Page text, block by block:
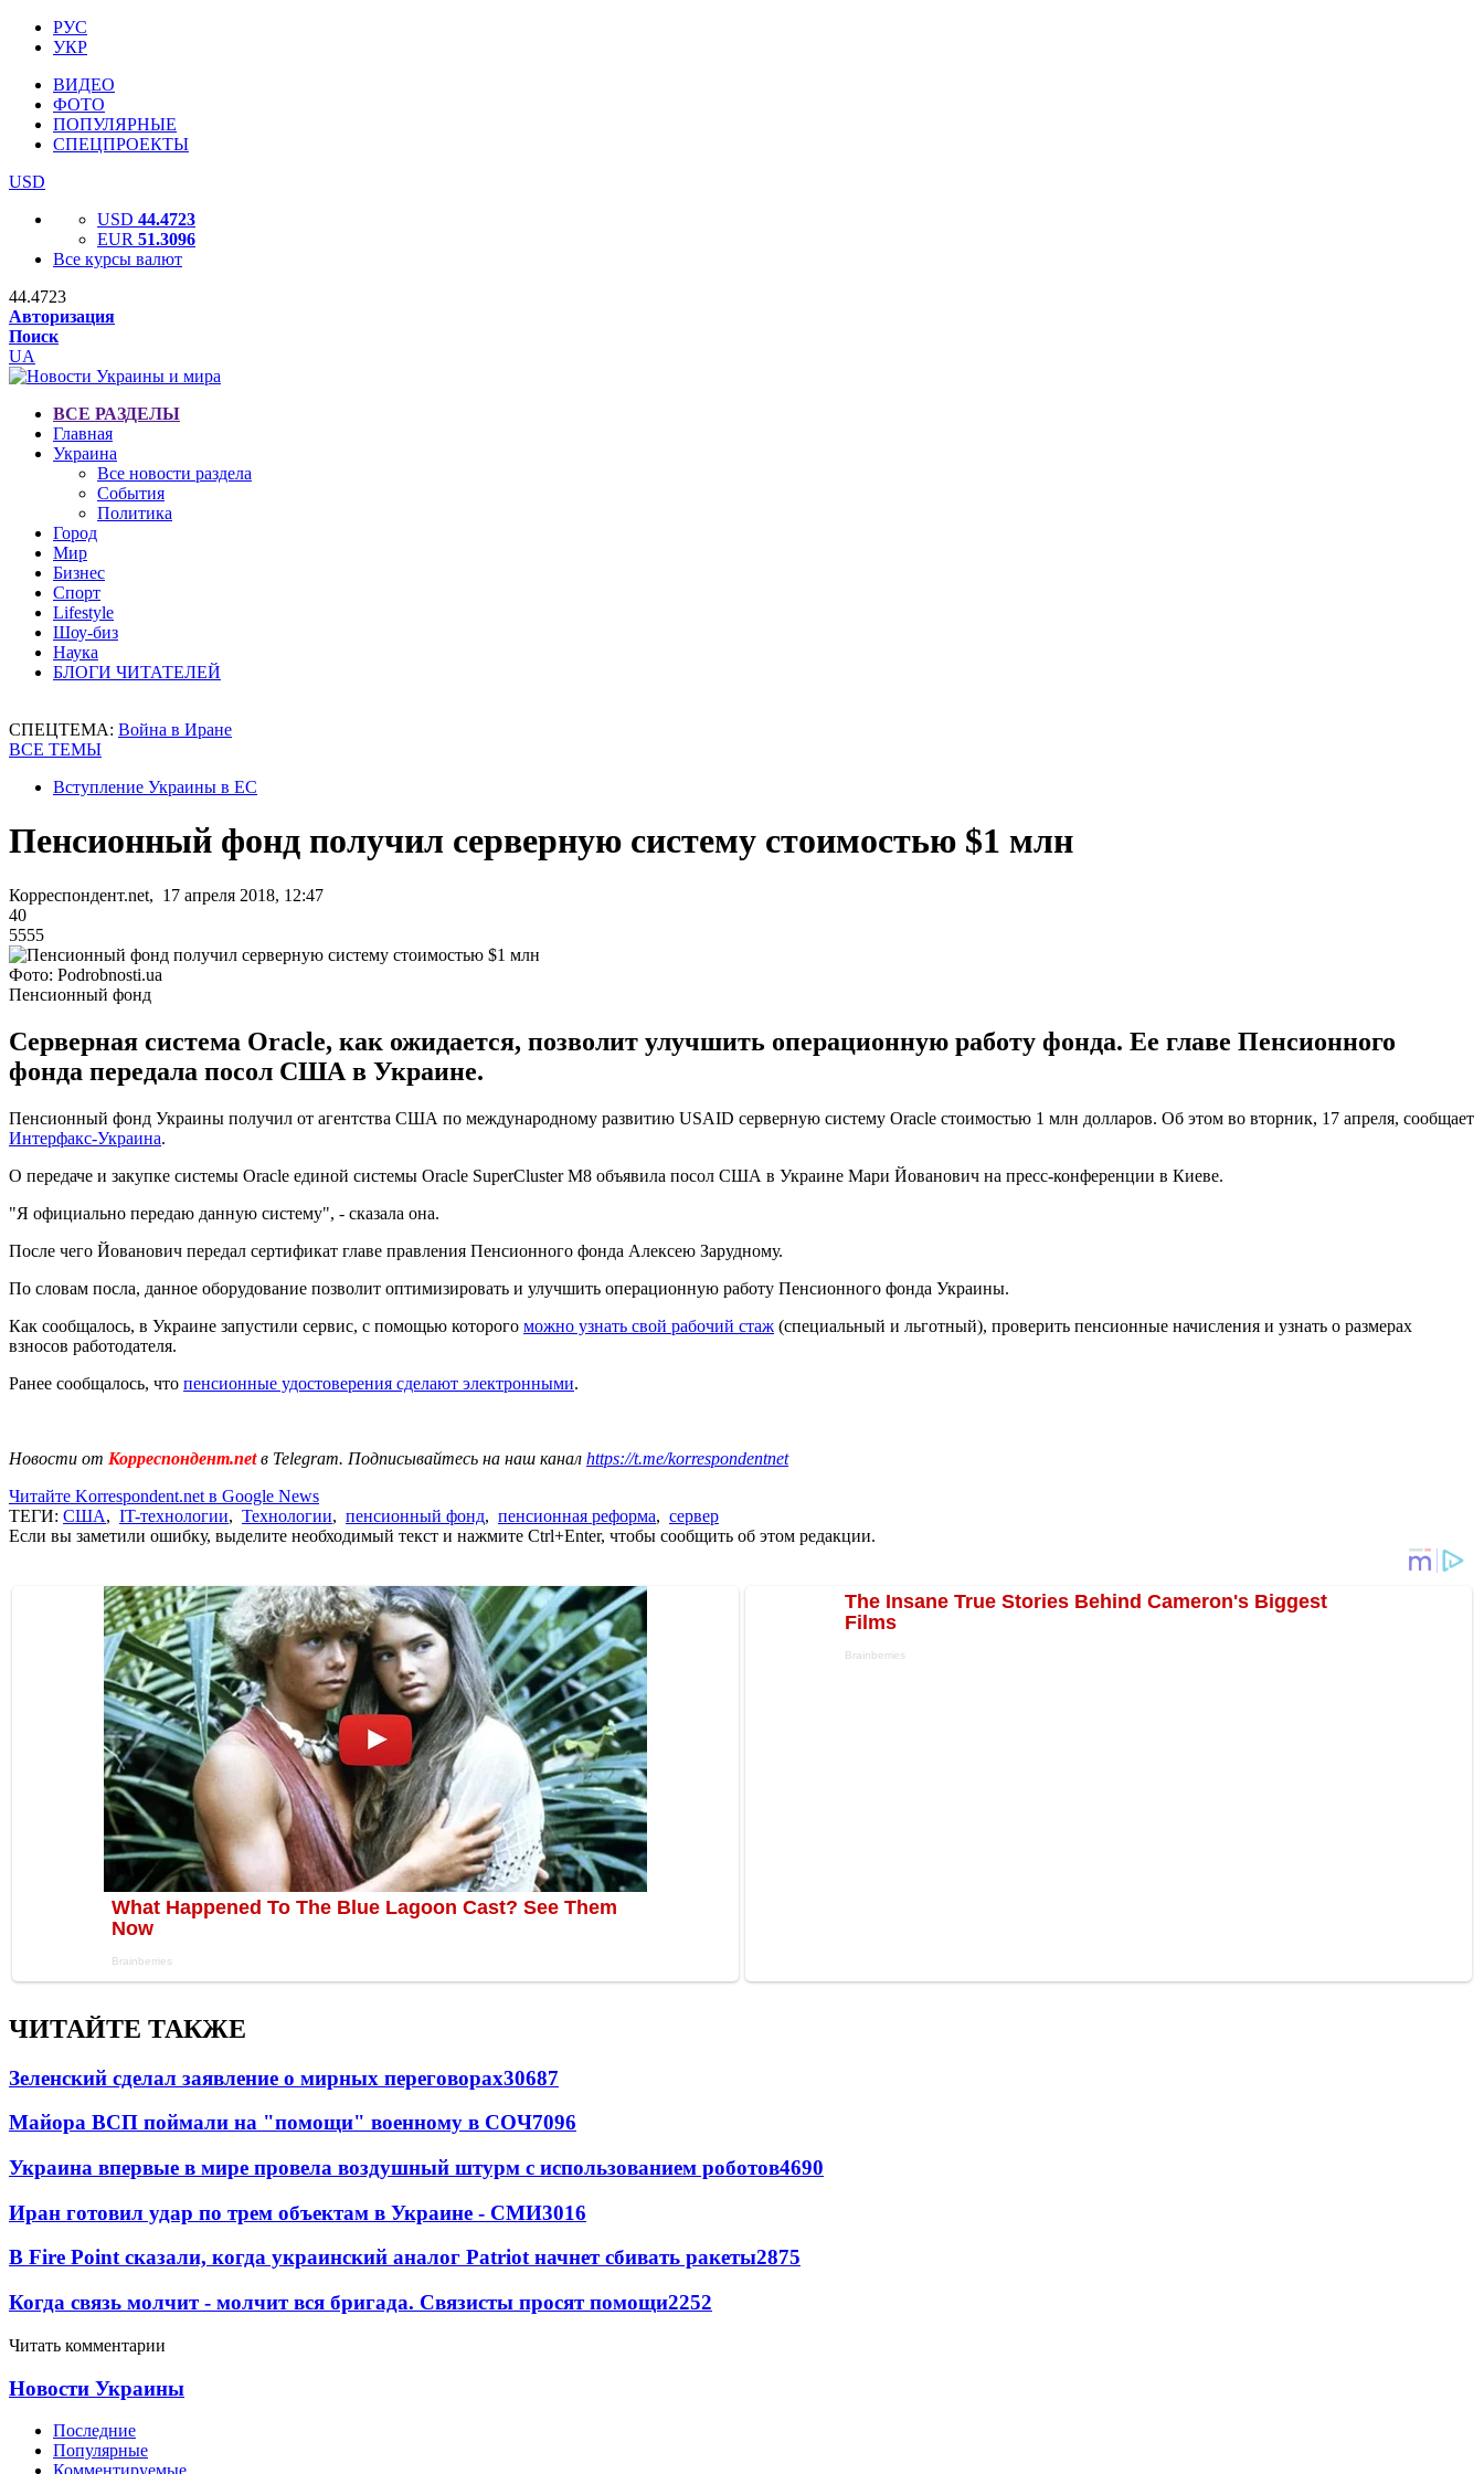
РУС
УКР
ВИДЕО
ФОТО
ПОПУЛЯРНЫЕ
СПЕЦПРОЕКТЫ
USD
USD 44.4723
EUR 51.3096
Все курсы валют
44.4723
Авторизация
Поиск
UA
ВСЕ РАЗДЕЛЫ
Главная
Украина
Все новости раздела
События
Политика
Город
Мир
Бизнес
Спорт
Lifestyle
Шоу-биз
Наука
БЛОГИ ЧИТАТЕЛЕЙ
СПЕЦТЕМА: Война в Иране
ВСЕ ТЕМЫ
Вступление Украины в ЕС
Пенсионный фонд получил серверную систему стоимостью $1 млн
Корреспондент.net, 17 апреля 2018, 12:47
40
5555
Фото: Podrobnosti.ua
Пенсионный фонд
Серверная система Oracle, как ожидается, позволит улучшить операционную работу фонда. Ее главе Пенсионного
фонда передала посол США в Украине.
Пенсионный фонд Украины получил от агентства США по международному развитию USAID серверную систему Oracle стоимостью 1 млн долларов. Об этом во вторник, 17 апреля, сообщает
Интерфакс-Украина.
О передаче и закупке системы Oracle единой системы Oracle SuperCluster M8 объявила посол США в Украине Мари Йованович на пресс-конференции в Киеве.
"Я официально передаю данную систему", - сказала она.
После чего Йованович передал сертификат главе правления Пенсионного фонда Алексею Зарудному.
По словам посла, данное оборудование позволит оптимизировать и улучшить операционную работу Пенсионного фонда Украины.
Как сообщалось, в Украине запустили сервис, с помощью которого можно узнать свой рабочий стаж (специальный и льготный), проверить пенсионные начисления и узнать о размерах
взносов работодателя.
Ранее сообщалось, что пенсионные удостоверения сделают электронными.
Новости от Корреспондент.netв Telegram. Подписывайтесь на наш канал https://t.me/korrespondentnet
Читайте Korrespondent.net в Google News
ТЕГИ: США, IT-технологии, Технологии, пенсионный фонд, пенсионная реформа, сервер
Если вы заметили ошибку, выделите необходимый текст и нажмите Ctrl+Enter, чтобы сообщить об этом редакции.
ЧИТАЙТЕ ТАКЖЕ
Зеленский сделал заявление о мирных переговорах30687
Майора ВСП поймали на "помощи" военному в СОЧ7096
Украина впервые в мире провела воздушный штурм с использованием роботов4690
Иран готовил удар по трем объектам в Украине - СМИ3016
В Fire Point сказали, когда украинский аналог Patriot начнет сбивать ракеты2875
Когда связь молчит - молчит вся бригада. Связисты просят помощи2252
Читать комментарии
Новости Украины
Последние
Популярные